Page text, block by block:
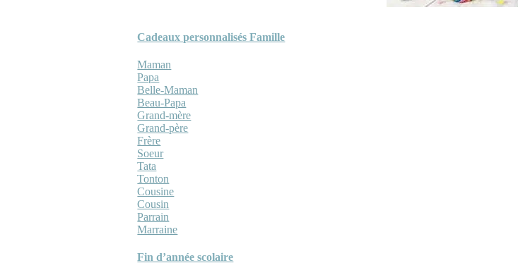
Cadeaux personnalisés Famille
Maman
Papa
Belle-Maman
Beau-Papa
Grand-mère
Grand-père
Frère
Soeur
Tata
Tonton
Cousine
Cousin
Parrain
Marraine
Fin d’année scolaire